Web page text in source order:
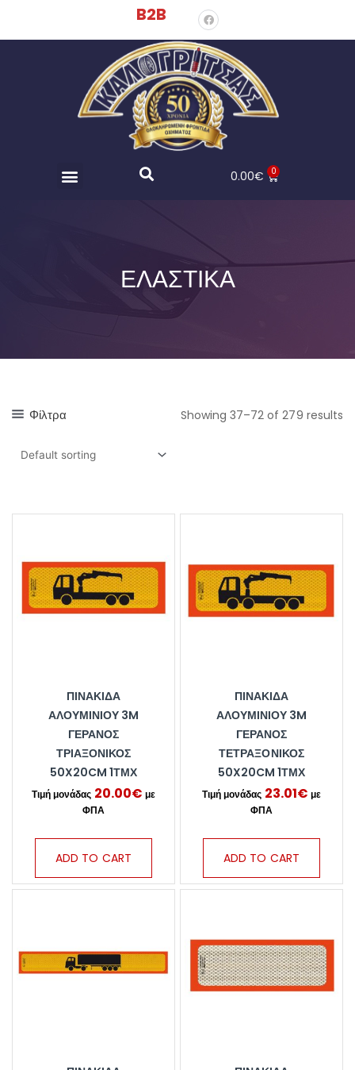
B2B
0.00€ 0
ΕΛΑΣΤΙΚΑ
Φίλτρα Showing 37–72 of 279 results
ΠΙΝΑΚΊΔΑ
ΑΛΟΥΜΙΝΊΟΥ 3M
ΓΕΡΑΝΌΣ
ΤΡΙΑΞΟΝΙΚΌΣ
50X20CM 1ΤΜΧ
20.00€
ADD TO CART
ΠΙΝΑΚΊΔΑ
ΑΛΟΥΜΙΝΊΟΥ 3M
ΓΕΡΑΝΌΣ
ΤΕΤΡΑΞΟΝΙΚΌΣ
50X20CM 1ΤΜΧ
23.01€
ADD TO CART